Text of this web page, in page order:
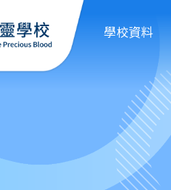
學校資料